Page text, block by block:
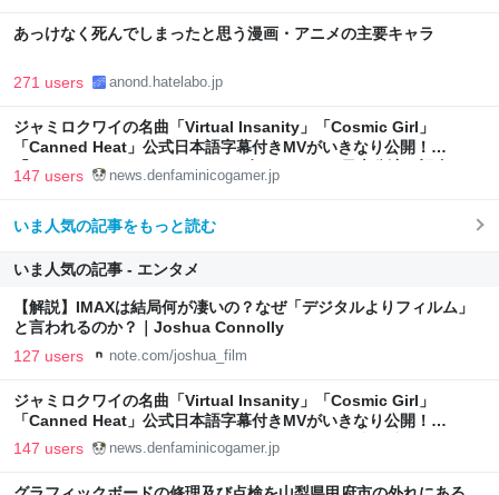
あっけなく死んでしまったと思う漫画・アニメの主要キャラ
271 users anond.hatelabo.jp
ジャミロクワイの名曲「Virtual Insanity」「Cosmic Girl」
「Canned Heat」公式日本語字幕付きMVがいきなり公開！
「SUMMER SONIC 2026」での9年ぶりとなる日本公演を記念して
147 users news.denfaminicogamer.jp
いま人気の記事をもっと読む
いま人気の記事 - エンタメ
【解説】IMAXは結局何が凄いの？なぜ「デジタルよりフィルム」
と言われるのか？｜Joshua Connolly
127 users note.com/joshua_film
ジャミロクワイの名曲「Virtual Insanity」「Cosmic Girl」
「Canned Heat」公式日本語字幕付きMVがいきなり公開！
「SUMMER SONIC 2026」での9年ぶりとなる日本公演を記念して
147 users news.denfaminicogamer.jp